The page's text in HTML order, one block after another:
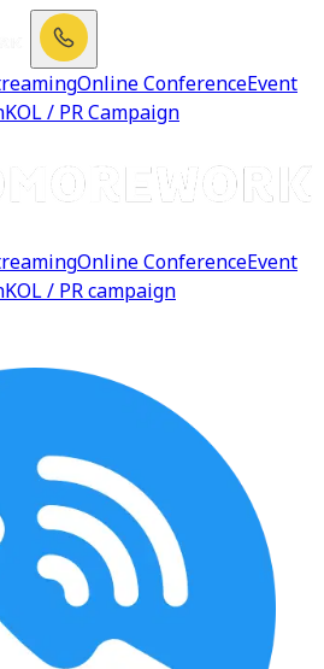
Online ConferenceEvent
KOL / PR Campaign
Online ConferenceEvent
KOL / PR campaign